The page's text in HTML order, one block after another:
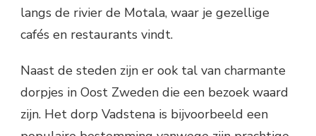
langs de rivier de Motala, waar je gezellige
cafés en restaurants vindt.
Naast de steden zijn er ook tal van charmante
dorpjes in Oost Zweden die een bezoek waard
zijn. Het dorp Vadstena is bijvoorbeeld een